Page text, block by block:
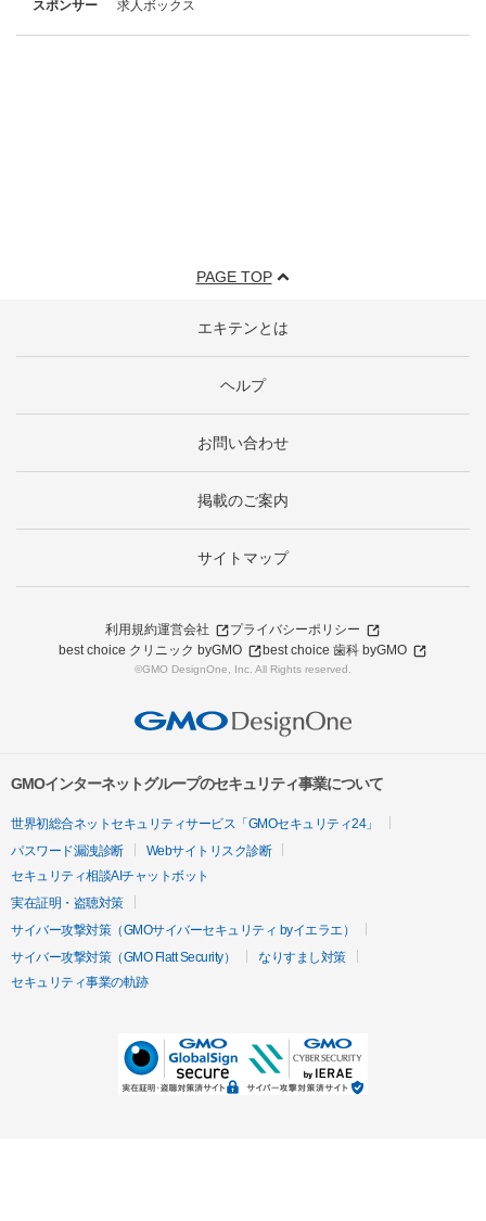
スポンサー
求人ボックス
PAGE TOP
エキテンとは
ヘルプ
お問い合わせ
掲載のご案内
サイトマップ
利用規約運営会社
プライバシーポリシー
best choice クリニック byGMO
best choice 歯科 byGMO
©GMO DesignOne, Inc. All Rights reserved.
GMOインターネットグループのセキュリティ事業について
世界初総合ネットセキュリティサービス「GMOセキュリティ24」
パスワード漏洩診断
Webサイトリスク診断
セキュリティ相談AIチャットボット
実在証明・盗聴対策
サイバー攻撃対策（GMOサイバーセキュリティ byイエラエ）
サイバー攻撃対策（GMO Flatt Security）
なりすまし対策
セキュリティ事業の軌跡